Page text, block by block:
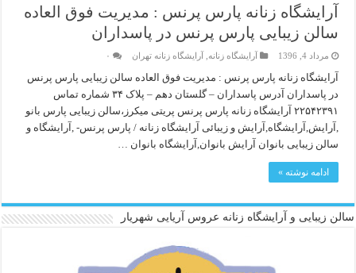
آرایشگاه زنانه پارس پرنس : مدیریت فوق العاده
سالن زیبایی پارس پرنس در پاسداران
مرداد 4, 1396 آرایشگاه زنانه ,آرایشگاه زنانه تهران ۰
آرایشگاه زنانه پارس پرنس : مدیریت فوق العاده سالن زیبایی پارس پرنس
در پاسداران آدرس پاسداران – گلستان دهم – پلاک ۳۴ شماره تماس
۲۲۵۴۲۳۹۱ آرایشگاه زنانه پارس پرنس پریتی میکرز،سالن زیبایی پارس بانو
,آرایش,آرایشگاه,آرایش و زیبائی آرایشگاه زنانه / پارس پرنس- ,آرایشگاه و
سالن زیبایی بانوان آرایش بانوان,آرایشگاه بانوان …
ادامه نوشته »
سالن زیبایی و آرایشگاه زنانه عروس آریایی شهریار